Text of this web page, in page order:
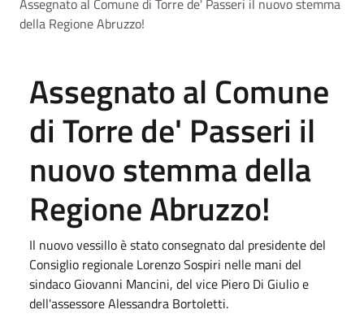
della Regione Abruzzo!
Assegnato al Comune
di Torre de' Passeri il
nuovo stemma della
Regione Abruzzo!
Il nuovo vessillo è stato consegnato dal presidente del
Consiglio regionale Lorenzo Sospiri nelle mani del
sindaco Giovanni Mancini, del vice Piero Di Giulio e
dell'assessore Alessandra Bortoletti.